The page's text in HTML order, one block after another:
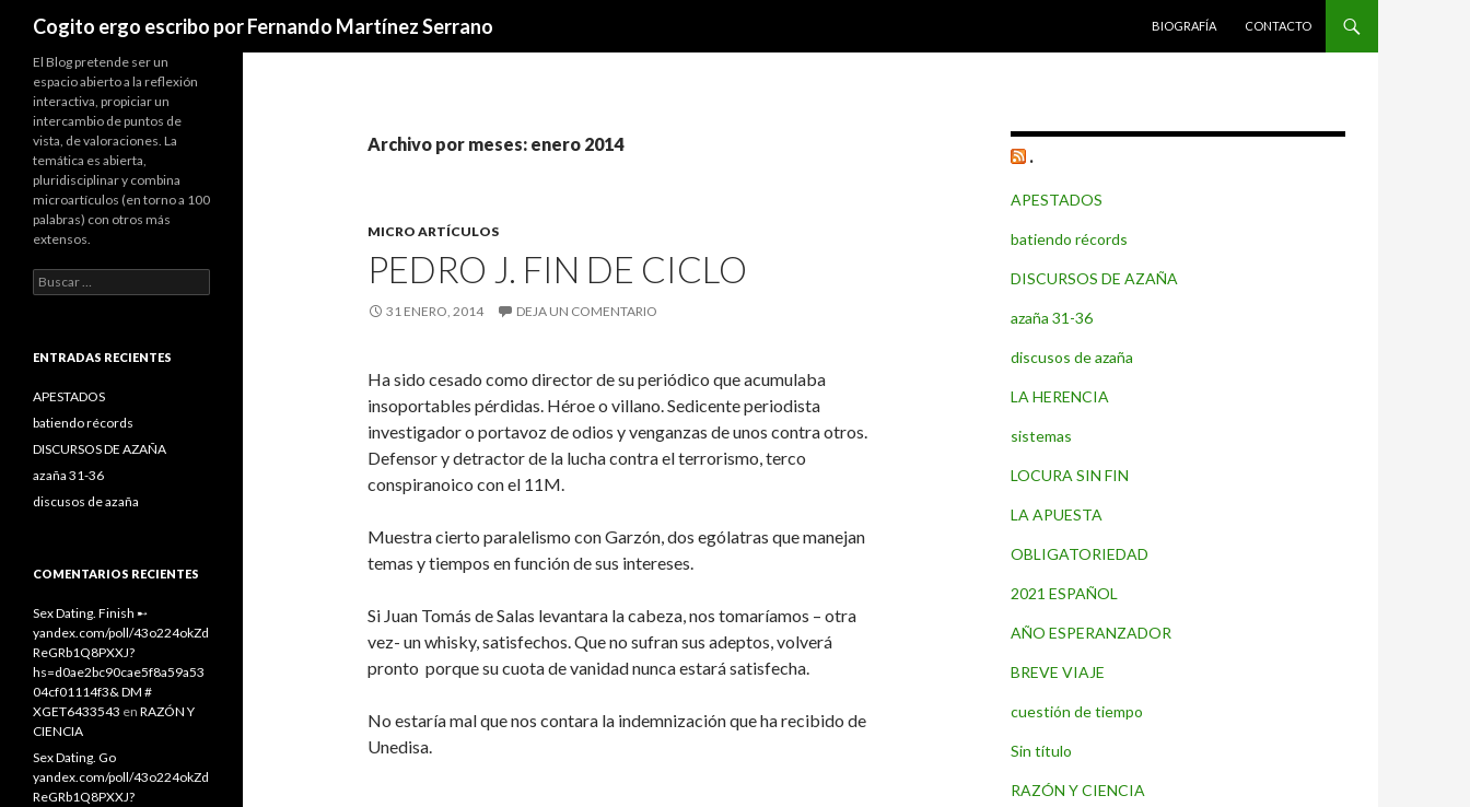
Cogito ergo escribo por Fernando Martínez Serrano
BIOGRAFÍA
CONTACTO
Archivo por meses: enero 2014
MICRO ARTÍCULOS
PEDRO J. FIN DE CICLO
31 ENERO, 2014 DEJA UN COMENTARIO
Ha sido cesado como director de su periódico que acumulaba
insoportables pérdidas. Héroe o villano. Sedicente periodista
investigador o portavoz de odios y venganzas de unos contra otros.
Defensor y detractor de la lucha contra el terrorismo, terco
conspiranoico con el 11M.
Muestra cierto paralelismo con Garzón, dos ególatras que manejan
temas y tiempos en función de sus intereses.
Si Juan Tomás de Salas levantara la cabeza, nos tomaríamos – otra
vez- un whisky, satisfechos. Que no sufran sus adeptos, volverá
pronto porque su cuota de vanidad nunca estará satisfecha.
No estaría mal que nos contara la indemnización que ha recibido de
Unedisa.
.
APESTADOS
batiendo récords
DISCURSOS DE AZAÑA
azaña 31-36
discusos de azaña
LA HERENCIA
sistemas
LOCURA SIN FIN
LA APUESTA
OBLIGATORIEDAD
2021 ESPAÑOL
AÑO ESPERANZADOR
BREVE VIAJE
cuestión de tiempo
Sin título
RAZÓN Y CIENCIA
El Blog pretende ser un
espacio abierto a la reflexión
interactiva, propiciar un
intercambio de puntos de
vista, de valoraciones. La
temática es abierta,
pluridisciplinar y combina
microartículos (en torno a 100
palabras) con otros más
extensos.
B
u
a
:
ENTRADAS RECIENTES
APESTADOS
batiendo récords
DISCURSOS DE AZAÑA
azaña 31-36
discusos de azaña
COMENTARIOS RECIENTES
Sex Dating. Finish ➸
yandex.com/poll/43o224okZd
ReGRb1Q8PXXJ?
hs=d0ae2bc90cae5f8a59a53
04cf01114f3& DM #
XGET6433543 en RAZÓN Y
CIENCIA
Sex Dating. Go
yandex.com/poll/43o224okZd
ReGRb1Q8PXXJ?